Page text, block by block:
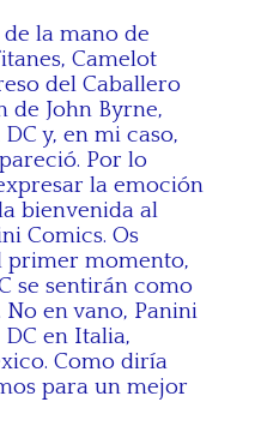
de la mano de
Camelot
del Caballero
de John Byrne,
y, en mi caso,
Por lo
la emoción
bienvenida al
Comics. Os
primer momento,
se sentirán como
en vano, Panini
en Italia,
Como diría
para un mejor